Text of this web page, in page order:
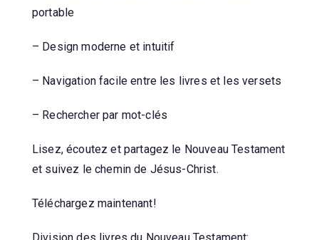
portable
– Design moderne et intuitif
– Navigation facile entre les livres et les versets
– Rechercher par mot-clés
Lisez, écoutez et partagez le Nouveau Testament
et suivez le chemin de Jésus-Christ.
Téléchargez maintenant!